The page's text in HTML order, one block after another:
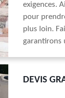
exigences.
pour
plus loin.
garantirons
DEVIS